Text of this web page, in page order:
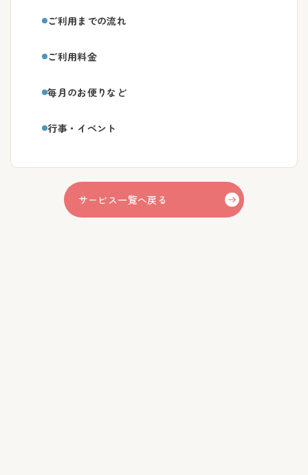
ご利用までの流れ
ご利用料金
毎月のお便りなど
行事・イベント
サービス一覧へ戻る